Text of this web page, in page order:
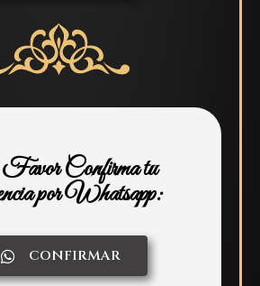
Confirma tu
por Whatsapp:
CONFIRMAR